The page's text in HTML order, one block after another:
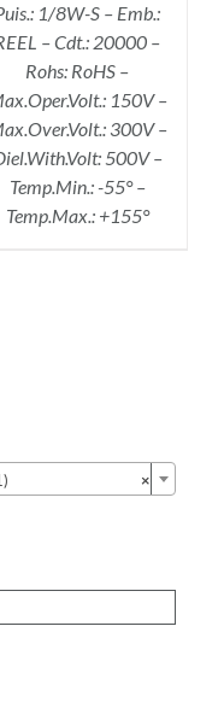
1/8W-S – Emb.:
– Cdt.: 20000 –
Rohs: RoHS –
150V –
300V –
500V –
Temp.Min.: -55° –
Temp.Max.: +155°
×